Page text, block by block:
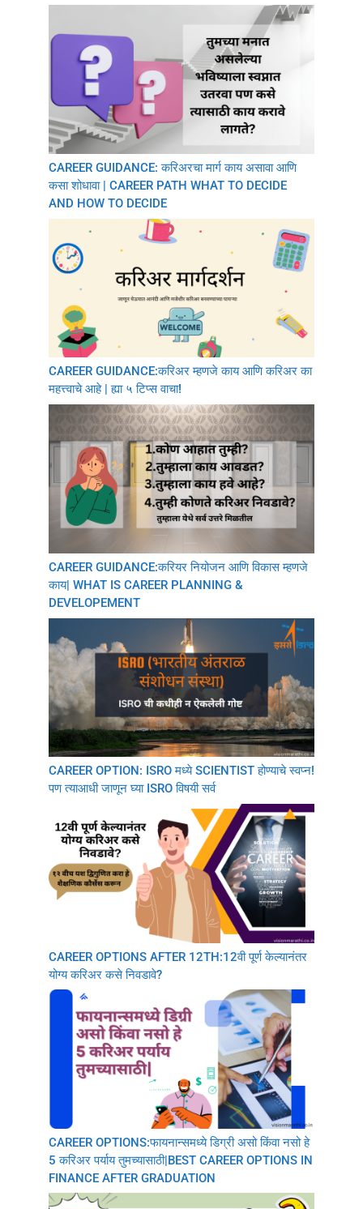
CAREER GUIDANCE: करिअरचा मार्ग काय असावा आणि
कसा शोधावा | CAREER PATH WHAT TO DECIDE
AND HOW TO DECIDE
CAREER GUIDANCE:करिअर म्हणजे काय आणि करिअर का
महत्त्वाचे आहे | ह्या ५ टिप्स वाचा!
CAREER GUIDANCE:करियर नियोजन आणि विकास म्हणजे
काय| WHAT IS CAREER PLANNING &
DEVELOPEMENT
CAREER OPTION: ISRO मध्ये SCIENTIST होण्याचे स्वप्न!
पण त्याआधी जाणून घ्या ISRO विषयी सर्व
CAREER OPTIONS AFTER 12TH:12वी पूर्ण केल्यानंतर
योग्य करिअर कसे निवडावे?
CAREER OPTIONS:फायनान्समध्ये डिग्री असो किंवा नसो हे
5 करिअर पर्याय तुमच्यासाठी|BEST CAREER OPTIONS IN
FINANCE AFTER GRADUATION